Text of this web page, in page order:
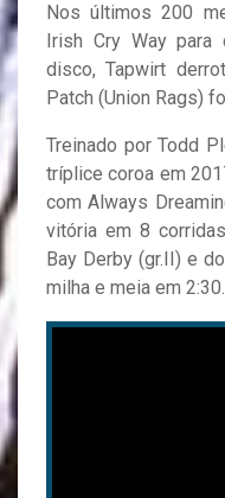
Nos últimos 200
Irish Cry Way
disco, Tapwirt
Patch (Union Rags)
Treinado por Todd
tríplice coroa em
com Always
vitória em 8
Bay Derby (gr.II) e
milha e meia em